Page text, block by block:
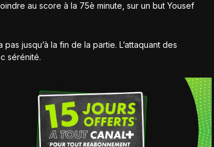
au score à la 75è minute, sur un but Yousef
jusqu’à la fin de la partie. L’attaquant des
sérénité.